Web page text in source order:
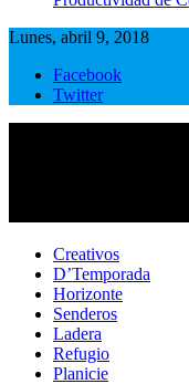
Lunes, abril 9, 2018
Facebook
Twitter
Cotopaxi Noticias
Primer periódico
Creativos
D’Temporada
Horizonte
Senderos
Ladera
Refugio
Planicie